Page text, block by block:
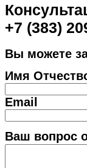
+7 (383)
Вы можете
Имя
Email
Ваш вопрос